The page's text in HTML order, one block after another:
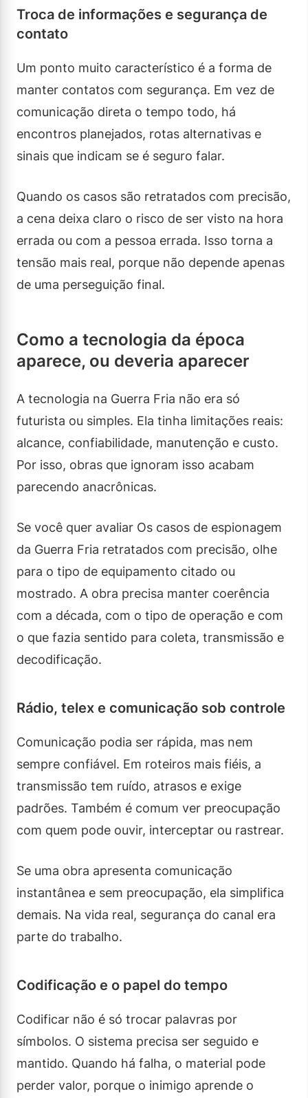
Troca de informações e segurança de
contato
Um ponto muito característico é a forma de
manter contatos com segurança. Em vez de
comunicação direta o tempo todo, há
encontros planejados, rotas alternativas e
sinais que indicam se é seguro falar.
Quando os casos são retratados com precisão,
a cena deixa claro o risco de ser visto na hora
errada ou com a pessoa errada. Isso torna a
tensão mais real, porque não depende apenas
de uma perseguição final.
Como a tecnologia da época
aparece, ou deveria aparecer
A tecnologia na Guerra Fria não era só
futurista ou simples. Ela tinha limitações reais:
alcance, confiabilidade, manutenção e custo.
Por isso, obras que ignoram isso acabam
parecendo anacrônicas.
Se você quer avaliar Os casos de espionagem
da Guerra Fria retratados com precisão, olhe
para o tipo de equipamento citado ou
mostrado. A obra precisa manter coerência
com a década, com o tipo de operação e com
o que fazia sentido para coleta, transmissão e
decodificação.
Rádio, telex e comunicação sob controle
Comunicação podia ser rápida, mas nem
sempre confiável. Em roteiros mais fiéis, a
transmissão tem ruído, atrasos e exige
padrões. Também é comum ver preocupação
com quem pode ouvir, interceptar ou rastrear.
Se uma obra apresenta comunicação
instantânea e sem preocupação, ela simplifica
demais. Na vida real, segurança do canal era
parte do trabalho.
Codificação e o papel do tempo
Codificar não é só trocar palavras por
símbolos. O sistema precisa ser seguido e
mantido. Quando há falha, o material pode
perder valor, porque o inimigo aprende o